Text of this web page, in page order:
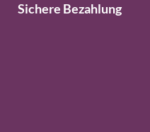
Sichere Bezahlung